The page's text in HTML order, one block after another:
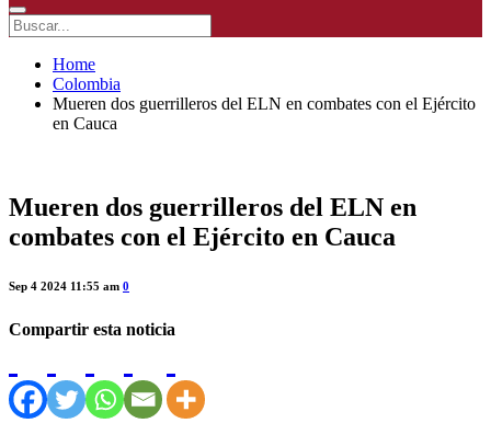
Home
Colombia
Mueren dos guerrilleros del ELN en combates con el Ejército
en Cauca
Mueren dos guerrilleros del ELN en
combates con el Ejército en Cauca
Sep 4 2024 11:55 am 0
Compartir esta noticia